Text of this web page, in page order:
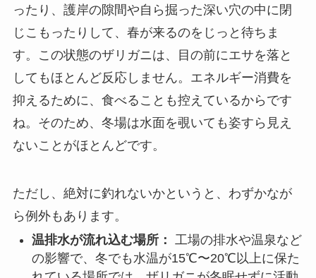
ったり、護岸の隙間や自ら掘った深い穴の中に閉
じこもったりして、春が来るのをじっと待ちま
す。この状態のザリガニは、目の前にエサを落と
してもほとんど反応しません。エネルギー消費を
抑えるために、食べることも控えているからです
ね。そのため、冬場は水面を覗いても姿すら見え
ないことがほとんどです。
ただし、絶対に釣れないかというと、わずかなが
ら例外もあります。
温排水が流れ込む場所：
工場の排水や温泉など
の影響で、冬でも水温が15℃〜20℃以上に保た